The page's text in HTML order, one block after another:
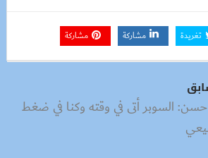
تغريدة مشاركة مشاركة
السوبر أتى في وقته وكنا في ضغط